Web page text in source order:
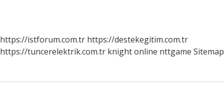
https://istforum.com.tr https://destekegitim.com.tr
https://tuncerelektrik.com.tr knight online nttgame Sitemap